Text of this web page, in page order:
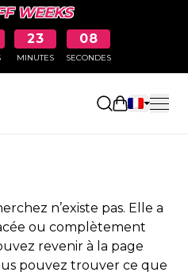
WEEKS
23
MINUTES
07
SECONDES
Ouvrir le
n’existe pas. Elle a
ou complètement
revenir à la page
pouvez trouver ce que